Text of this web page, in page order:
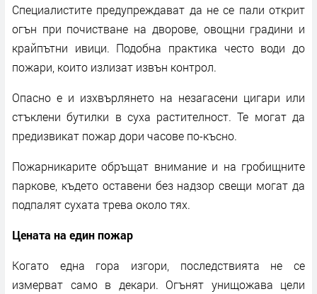
Специалистите предупреждават да не се пали открит
огън при почистване на дворове, овощни градини и
крайпътни ивици. Подобна практика често води до
пожари, които излизат извън контрол.
Опасно е и изхвърлянето на незагасени цигари или
стъклени бутилки в суха растителност. Те могат да
предизвикат пожар дори часове по-късно.
Пожарникарите обръщат внимание и на гробищните
паркове, където оставени без надзор свещи могат да
подпалят сухата трева около тях.
Цената на един пожар
Когато една гора изгори, последствията не се
измерват само в декари. Огънят унищожава цели